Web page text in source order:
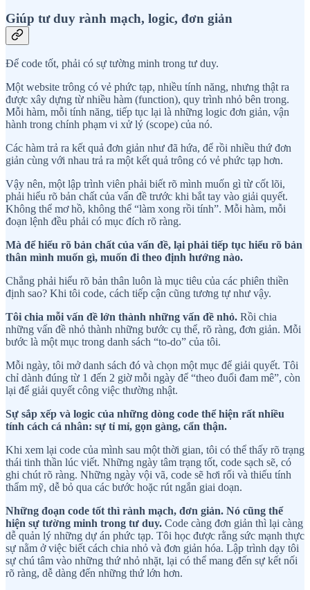
Giúp tư duy rành mạch, logic, đơn giản
Để code tốt, phải có sự tường minh trong tư duy.
Một website trông có vẻ phức tạp, nhiều tính năng, nhưng thật ra
được xây dựng từ nhiều hàm (function), quy trình nhỏ bên trong.
Mỗi hàm, mỗi tính năng, tiếp tục lại là những logic đơn giản, vận
hành trong chính phạm vi xử lý (scope) của nó.
Các hàm trả ra kết quả đơn giản như đã hứa, để rồi nhiều thứ đơn
giản cùng với nhau trả ra một kết quả trông có vẻ phức tạp hơn.
Vậy nên, một lập trình viên phải biết rõ mình muốn gì từ cốt lõi,
phải hiểu rõ bản chất của vấn đề trước khi bắt tay vào giải quyết.
Không thể mơ hồ, không thể “làm xong rồi tính”. Mỗi hàm, mỗi
đoạn lệnh đều phải có mục đích rõ ràng.
Mà để hiểu rõ bản chất của vấn đề, lại phải tiếp tục hiểu rõ bản
thân mình muốn gì, muốn đi theo định hướng nào.
Chẳng phải hiểu rõ bản thân luôn là mục tiêu của các phiên thiền
định sao? Khi tôi code, cách tiếp cận cũng tương tự như vậy.
Tôi chia mỗi vấn đề lớn thành những vấn đề nhỏ. Rồi chia
những vấn đề nhỏ thành những bước cụ thể, rõ ràng, đơn giản. Mỗi
bước là một mục trong danh sách “to-do” của tôi.
Mỗi ngày, tôi mở danh sách đó và chọn một mục để giải quyết. Tôi
chỉ dành đúng từ 1 đến 2 giờ mỗi ngày để “theo đuổi đam mê”, còn
lại để giải quyết công việc thường nhật.
Sự sắp xếp và logic của những dòng code thể hiện rất nhiều
tính cách cá nhân: sự tỉ mỉ, gọn gàng, cẩn thận.
Khi xem lại code của mình sau một thời gian, tôi có thể thấy rõ trạng
thái tinh thần lúc viết. Những ngày tâm trạng tốt, code sạch sẽ, có
ghi chút rõ ràng. Những ngày vội vã, code sẽ hơi rối và thiếu tính
thẩm mỹ, dễ bỏ qua các bước hoặc rút ngắn giai doạn.
Những đoạn code tốt thì rành mạch, đơn giản. Nó cũng thể
hiện sự tường minh trong tư duy. Code càng đơn giản thì lại càng
dễ quản lý những dự án phức tạp. Tôi học được rằng sức mạnh thực
sự nằm ở việc biết cách chia nhỏ và đơn giản hóa. Lập trình dạy tôi
sự chú tâm vào những thứ nhỏ nhặt, lại có thể mang đến sự kết nối
rõ ràng, dễ dàng đến những thứ lớn hơn.